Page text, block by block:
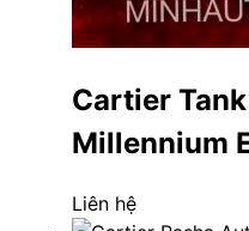
Cartier
Millennium
Liên hệ